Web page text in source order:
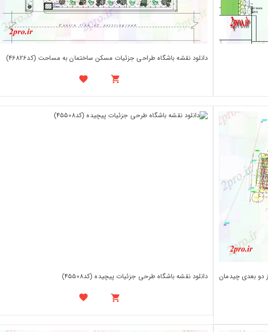
دانلود نقشه باشگاه طراحی جزئیات مسکن ساختمان به مساحت (کد46826)
دو بعدی چیدمان
دانلود نقشه باشگاه طرحی جزئیات پیچیده (کد45508)